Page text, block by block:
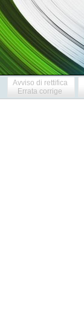
Avviso di rettifica
Errata corrige